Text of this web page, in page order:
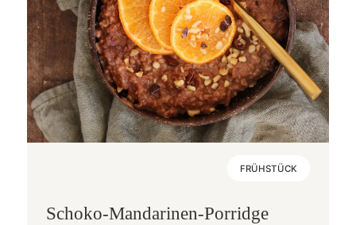
FRÜHSTÜCK
Schoko-Mandarinen-Porridge